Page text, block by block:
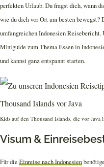
perfekten Urlaub. Du fragst dich, wann
wie du dich vor Ort am besten bewegst?
umfangreichen Indonesien
Miniguide zum Thema Essen in
und kannst ganz entspannt starten.
Kids auf den Thousand Islands, die vor Java
Visum &
Für die Einreise nach Indonesien